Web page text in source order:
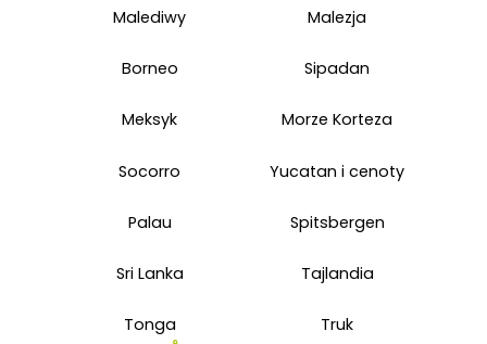
Malediwy Malezja
Borneo Sipadan
Meksyk Morze Korteza
Socorro Yucatan i cenoty
Palau Spitsbergen
Sri Lanka Tajlandia
Tonga Truk